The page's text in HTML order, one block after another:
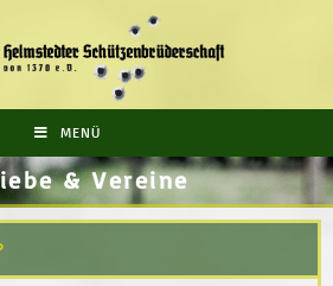
MENÜ
& Vereine